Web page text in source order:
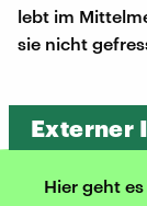
lebt im
sie nicht
Externer
Hier geht